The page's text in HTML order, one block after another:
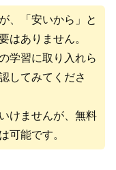
、「安いから」と
はありません。
学習に取り入れら
してみてくださ
けませんが、無料
可能です。